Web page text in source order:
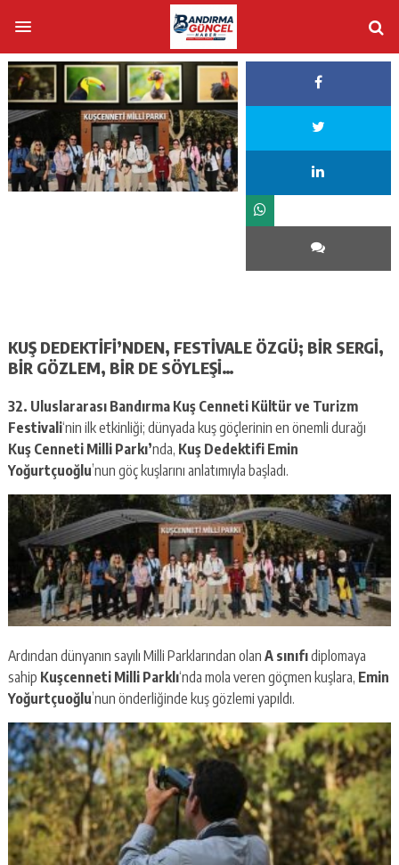
KUŞ DEDEKTİFİ’NDEN, FESTİVALE ÖZGÜ; BİR SERGİ,
BİR GÖZLEM, BİR DE SÖYLEŞİ…
32. Uluslararası Bandırma Kuş Cenneti Kültür ve Turizm
Festivali‘nin ilk etkinliği; dünyada kuş göçlerinin en önemli durağı
Kuş Cenneti Milli Parkı’nda, Kuş Dedektifi Emin
Yoğurtçuoğlu’nun göç kuşlarını anlatımıyla başladı.
Ardından dünyanın sayılı Milli Parklarından olan A sınıfıdiplomaya
sahip Kuşcenneti Milli Parklı‘nda mola veren göçmen kuşlara, Emin
Yoğurtçuoğlu’nun önderliğinde kuş gözlemi yapıldı.